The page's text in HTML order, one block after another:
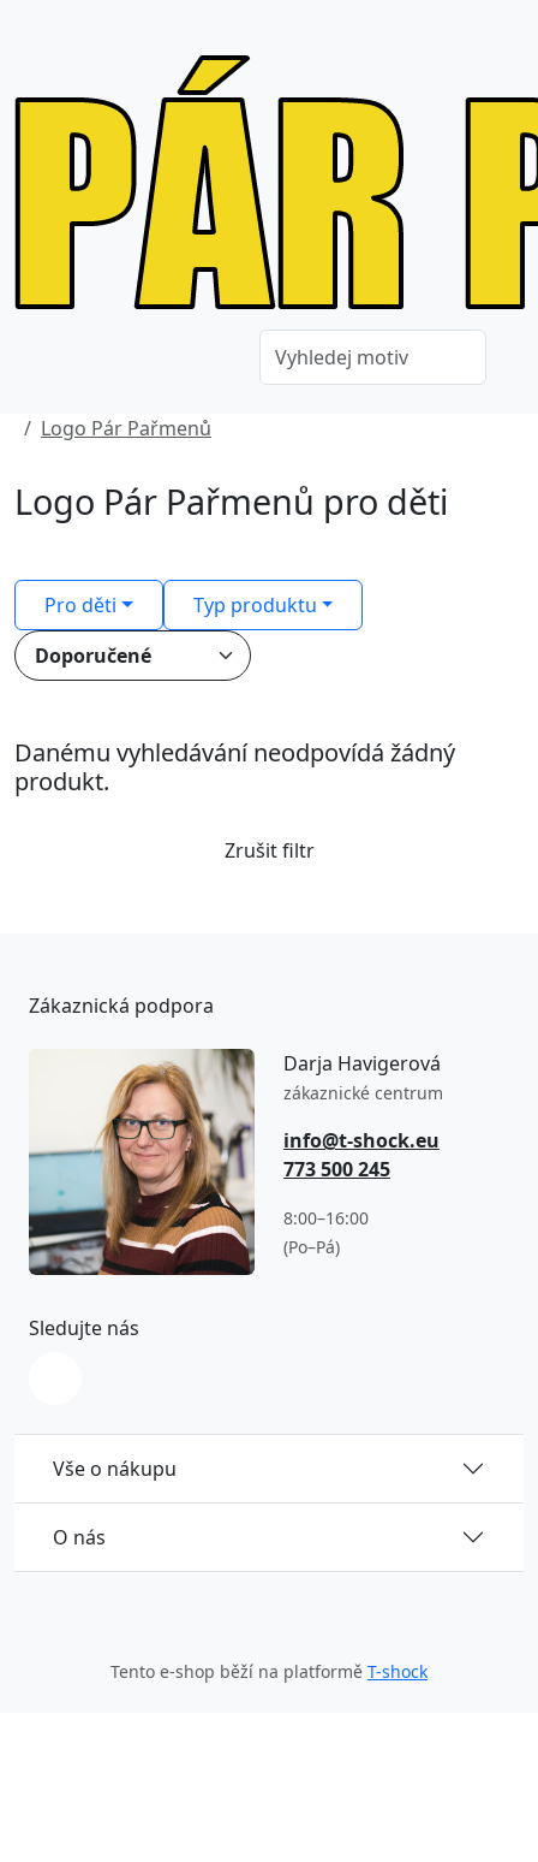
Logo Pár Pařmenů
Logo Pár Pařmenů pro děti
Pro děti Typ produktu
Danému vyhledávání neodpovídá žádný
produkt.
Zrušit filtr
Vše o nákupu
O nás
Zákaznická podpora
Darja Havigerová
zákaznické centrum
info@t-shock.eu
773 500 245
8:00–16:00
(Po–Pá)
Sledujte nás
Tento e-shop běží na platformě T-shock